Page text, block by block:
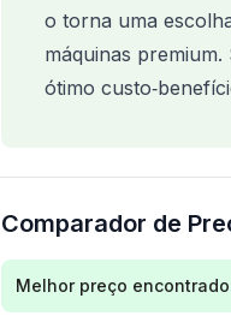
o torna uma
máquinas
ótimo
Comparador de
Comparação de preços
Melhor preço